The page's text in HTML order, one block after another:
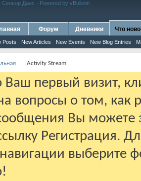
Форум Дневники Что
Posts New Articles New Events New Blog Entries
Activity Stream
Ваш первый визит,
вопросы о том, как
Вы можете
Регистрация.
выберите